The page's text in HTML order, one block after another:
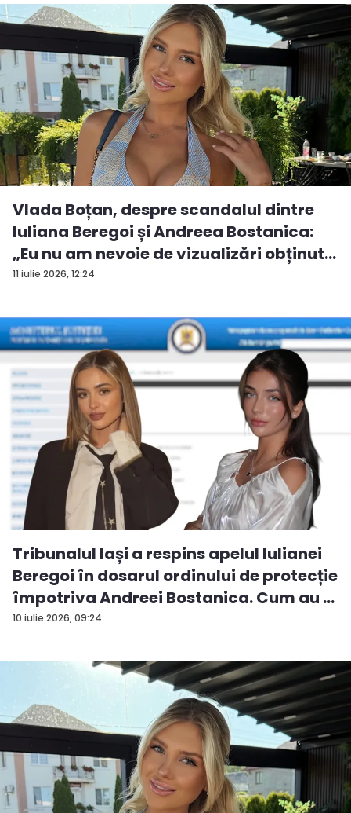
11 iulie 2026, 12:24
Vlada Boțan, despre scandalul dintre
Iuliana Beregoi și Andreea Bostanica:
„Eu nu am nevoie de vizualizări obținut...
10 iulie 2026, 09:24
Tribunalul Iași a respins apelul Iulianei
Beregoi în dosarul ordinului de protecție
împotriva Andreei Bostanica. Cum au ...